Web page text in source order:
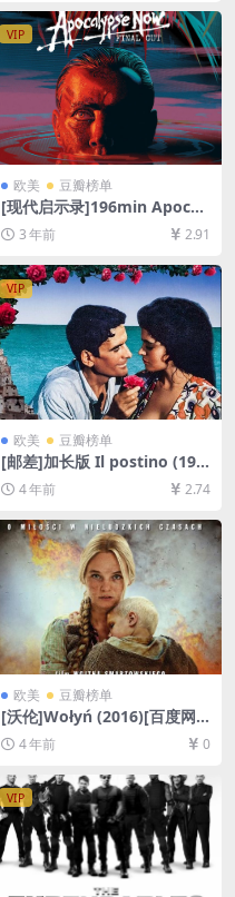
4/5.4GB][中文字幕]
VIP
欧美 豆瓣榜单
[现代启示录]196min Apocal
ypse Now (1979)[百度网盘
+夸克网盘+迅雷云盘资源1080
P超清未删减][MP4/11GB][中
英字幕]
3 年前 2.91
VIP
欧美 豆瓣榜单
[邮差]加长版 Il postino (199
4)[百度网盘+迅雷云盘资源10
80P超清未删减][MP4/7GB]
[中文字幕]
4 年前 2.74
欧美 豆瓣榜单
[沃伦]Wołyń (2016)[百度网
盘+迅雷云盘资源1080P超清]
[MP4/9.8GB][中英字幕]
4 年前 0
VIP